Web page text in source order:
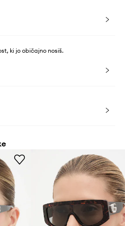
ki jo običajno nosiš.